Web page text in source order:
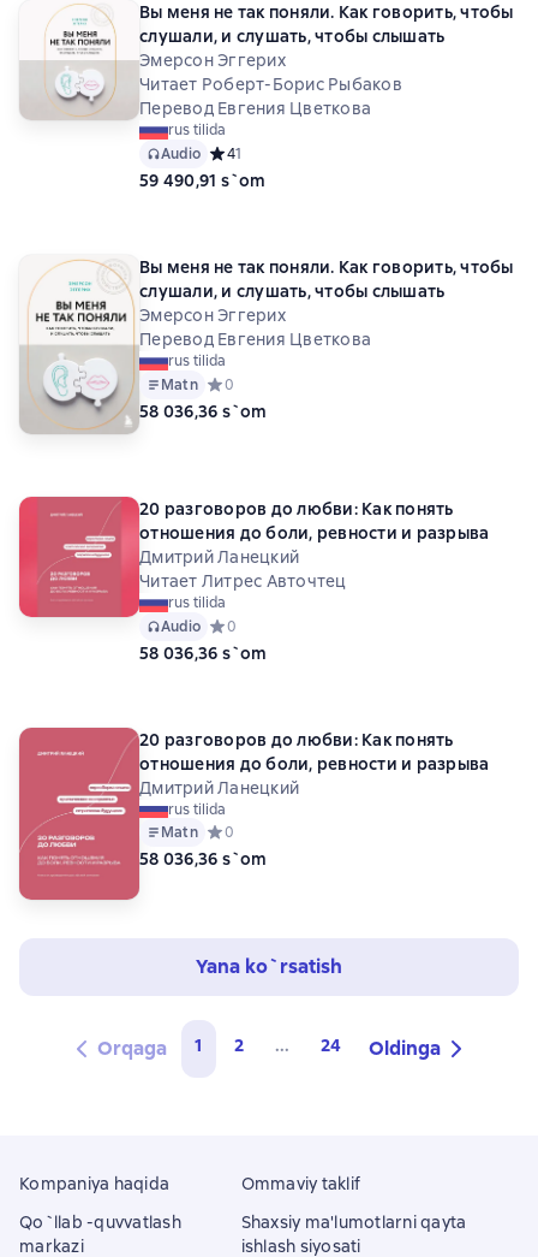
Вы меня не так поняли. Как говорить, чтобы
слушали, и слушать, чтобы слышать
Эмерсон Эггерих
Читает Роберт-Борис Рыбаков
Перевод Евгения Цветкова
rus tilida
Audio Средний рейтинг 4 на основе 1 оценок
41
59 490,91 s`om
Вы меня не так поняли. Как говорить, чтобы
слушали, и слушать, чтобы слышать
Эмерсон Эггерих
Перевод Евгения Цветкова
rus tilida
Matn Средний рейтинг 0 на основе 0 оценок
0
58 036,36 s`om
20 разговоров до любви: Как понять
отношения до боли, ревности и разрыва
Дмитрий Ланецкий
Читает Литрес Авточтец
rus tilida
Audio Средний рейтинг 0 на основе 0 оценок
0
58 036,36 s`om
20 разговоров до любви: Как понять
отношения до боли, ревности и разрыва
Дмитрий Ланецкий
rus tilida
Matn Средний рейтинг 0 на основе 0 оценок
0
58 036,36 s`om
Yana ko`rsatish
Orqaga 1 2 ... 24 Oldinga
Kompaniya haqida
Qo`llab -quvvatlash
markazi
Ommaviy taklif
Shaxsiy ma'lumotlarni qayta
ishlash siyosati